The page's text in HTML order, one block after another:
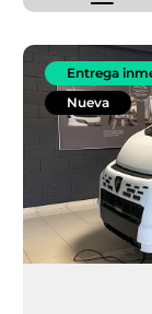
Entrega
Nueva